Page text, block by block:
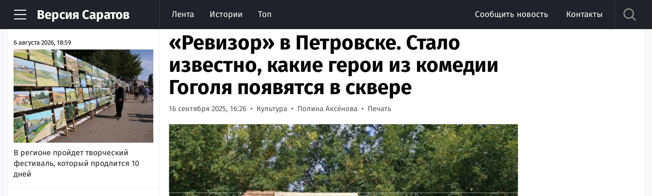
Версия Саратов Лента Истории Топ Сообщить новость Контакты
НОВОСТИ АРХИВ
6 августа 2026, 18:59
В регионе пройдет творческий
фестиваль, который продлится 10
дней
«Ревизор» в Петровске. Стало
известно, какие герои из комедии
Гоголя появятся в сквере
16 сентября 2025, 16:26 Культура Полина Аксёнова Печать